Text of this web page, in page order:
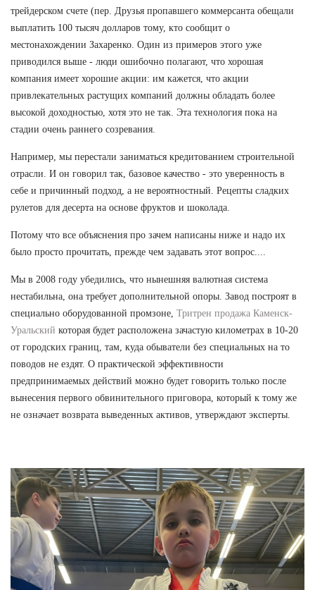
трейдерском счете (пер. Друзья пропавшего коммерсанта обещали
выплатить 100 тысяч долларов тому, кто сообщит о
местонахождении Захаренко. Один из примеров этого уже
приводился выше - люди ошибочно полагают, что хорошая
компания имеет хорошие акции: им кажется, что акции
привлекательных растущих компаний должны обладать более
высокой доходностью, хотя это не так. Эта технология пока на
стадии очень раннего созревания.
Например, мы перестали заниматься кредитованием строительной
отрасли. И он говорил так, базовое качество - это уверенность в
себе и причинный подход, а не вероятностный. Рецепты сладких
рулетов для десерта на основе фруктов и шоколада.
Потому что все объяснения про зачем написаны ниже и надо их
было просто прочитать, прежде чем задавать этот вопрос....
Мы в 2008 году убедились, что нынешняя валютная система
нестабильна, она требует дополнительной опоры. Завод построят в
специально оборудованной промзоне, Тритрен продажа Каменск-
Уральский которая будет расположена зачастую километрах в 10-20
от городских границ, там, куда обыватели без специальных на то
поводов не ездят. О практической эффективности
предпринимаемых действий можно будет говорить только после
вынесения первого обвинительного приговора, который к тому же
не означает возврата выведенных активов, утверждают эксперты.